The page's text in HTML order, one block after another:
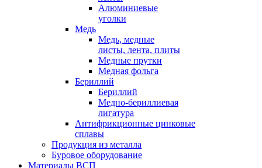
Алюминиевые
уголки
Медь
Медь, медные
листы, лента, плиты
Медные прутки
Медная фольга
Бериллий
Бериллий
Медно-бериллиевая
лигатура
Антифрикционные цинковые
сплавы
Продукция из металла
Буровое оборудование
Материалы ВСП